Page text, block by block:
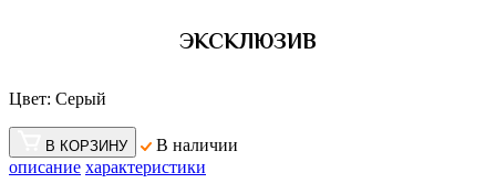
ЭКСКЛЮЗИВ
Цвет: Серый
В КОРЗИНУ
В наличии
описание характеристики